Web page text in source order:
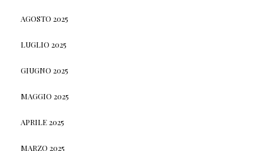
AGOSTO 2025
LUGLIO 2025
GIUGNO 2025
MAGGIO 2025
APRILE 2025
MARZO 2025